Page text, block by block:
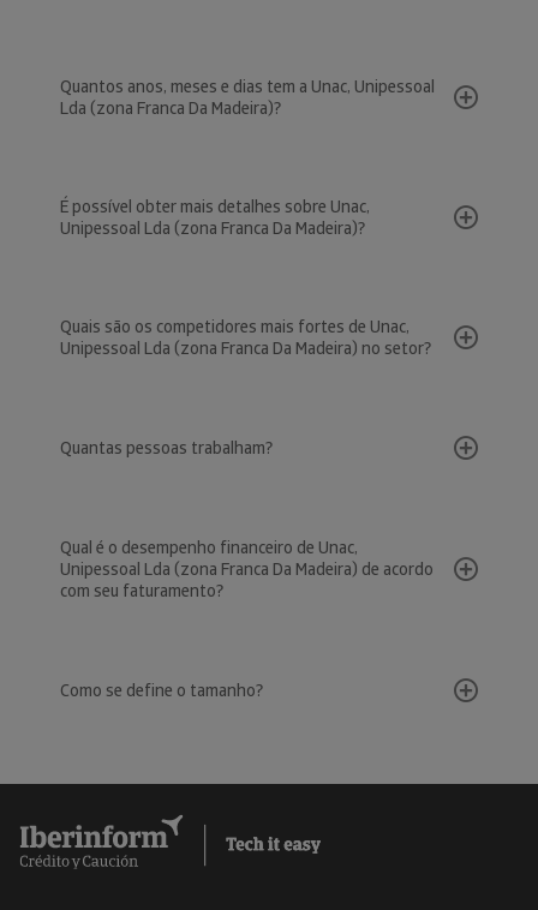
Quantos anos, meses e dias tem a Unac, Unipessoal
Lda (zona Franca Da Madeira)?
É possível obter mais detalhes sobre Unac,
Unipessoal Lda (zona Franca Da Madeira)?
Quais são os competidores mais fortes de Unac,
Unipessoal Lda (zona Franca Da Madeira) no setor?
Quantas pessoas trabalham?
Qual é o desempenho financeiro de Unac,
Unipessoal Lda (zona Franca Da Madeira) de acordo
com seu faturamento?
Como se define o tamanho?